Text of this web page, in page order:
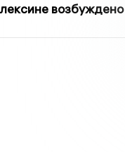
возбуждено